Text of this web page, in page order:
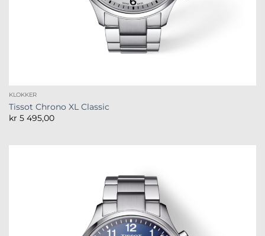
KLOKKER
Tissot Chrono XL Classic
kr 5 495,00